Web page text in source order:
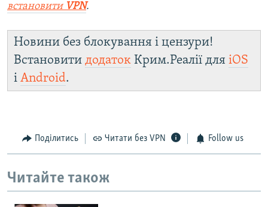
встановити VPN.
Новини без блокування і цензури!
Встановити додаток Крим.Реалії для iOS
і Android.
Поділитись Читати без VPN Follow us
Читайте також